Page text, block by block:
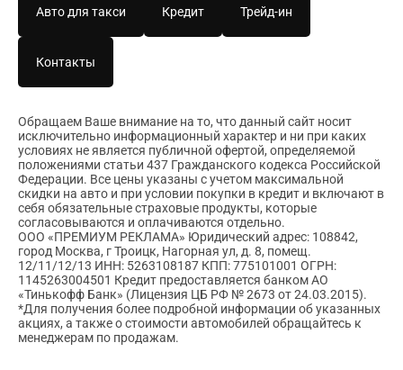
Авто для такси Кредит Трейд-ин
Контакты
Обращаем Ваше внимание на то, что данный сайт носит
исключительно информационный характер и ни при каких
условиях не является публичной офертой, определяемой
положениями статьи 437 Гражданского кодекса Российской
Федерации. Все цены указаны с учетом максимальной
скидки на авто и при условии покупки в кредит и включают в
себя обязательные страховые продукты, которые
согласовываются и оплачиваются отдельно.
ООО «ПРЕМИУМ РЕКЛАМА» Юридический адрес: 108842,
город Москва, г Троицк, Нагорная ул, д. 8, помещ.
12/11/12/13 ИНН: 5263108187 КПП: 775101001 ОГРН:
1145263004501 Кредит предоставляется банком АО
«Тинькофф Банк» (Лицензия ЦБ РФ № 2673 от 24.03.2015).
*Для получения более подробной информации об указанных
акциях, а также о стоимости автомобилей обращайтесь к
менеджерам по продажам.